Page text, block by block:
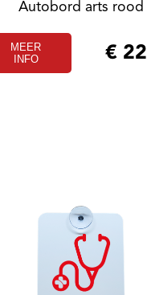
Autobord arts rood
MEER
INFO
€ 22